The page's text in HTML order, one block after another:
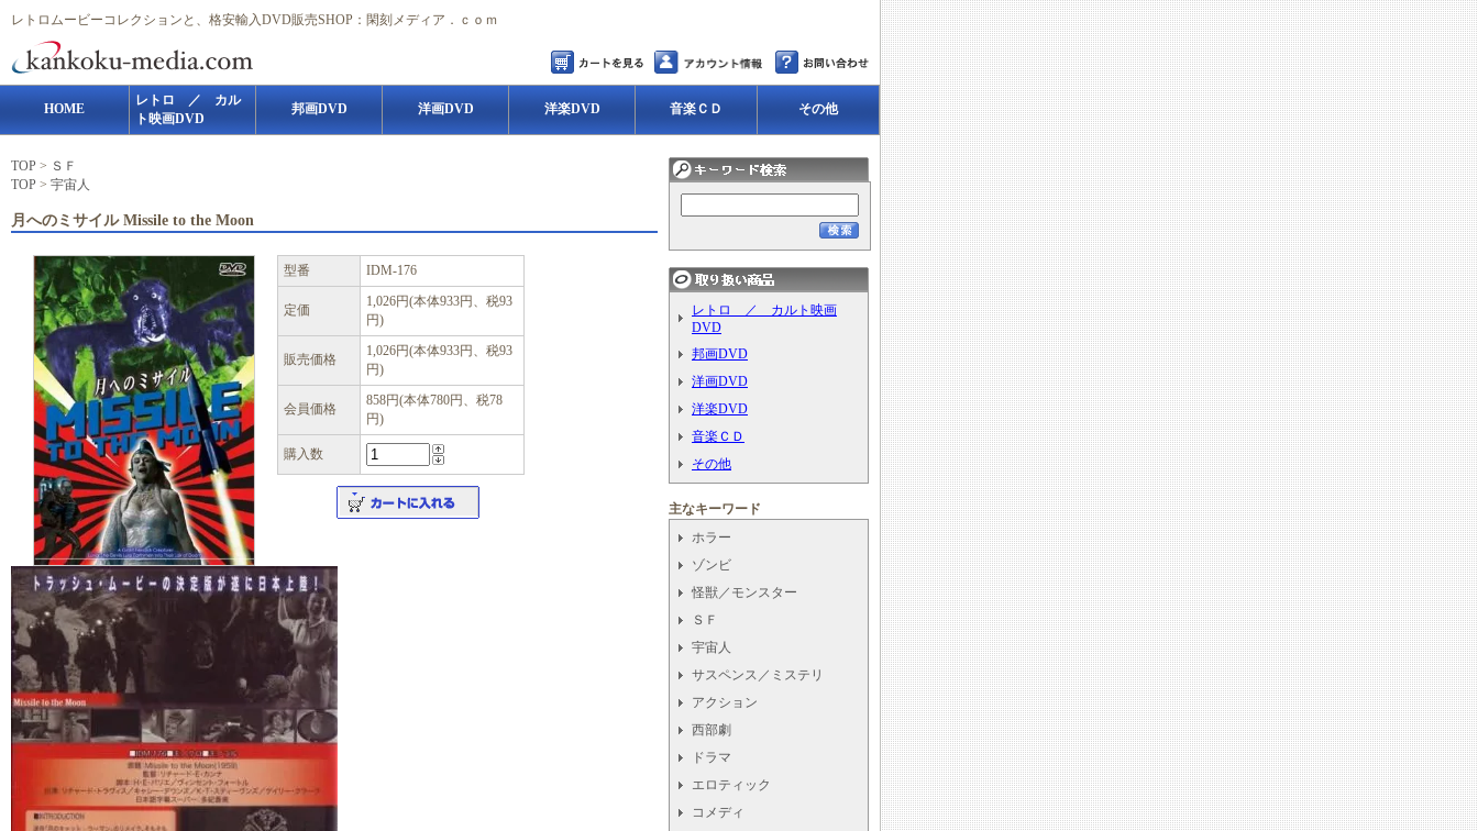
レトロムービーコレクションと、格安輸入DVD販売SHOP：閑刻メディア．ｃｏｍ
HOME
レトロ ／ カル
ト映画DVD
邦画DVD 洋画DVD 洋楽DVD 音楽ＣＤ その他
TOP > ＳＦ
TOP > 宇宙人
月へのミサイル Missile to the Moon
型番 IDM-176
定価
1,026円(本体933円、税93
円)
販売価格
1,026円(本体933円、税93
円)
会員価格
858円(本体780円、税78
円)
購入数
レトロ ／ カルト映画
DVD
邦画DVD
洋画DVD
洋楽DVD
音楽ＣＤ
その他
主なキーワード
ホラー
ゾンビ
怪獣／モンスター
ＳＦ
宇宙人
サスペンス／ミステリ
アクション
西部劇
ドラマ
エロティック
コメディ